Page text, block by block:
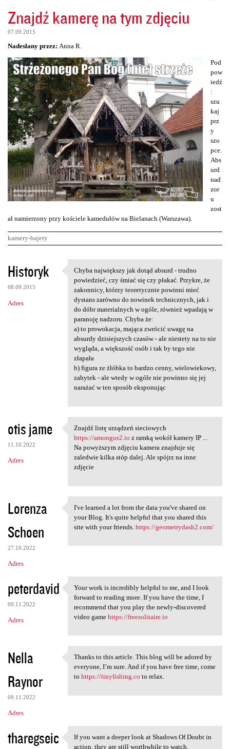
Znajdź kamerę na tym zdjęciu
07.09.2015
Nadesłany przez: Anna R.
Pod
pow
iedź
:
szu
kaj
prz
y
szo
pce.
Abs
urd
nad
zor
u
zost
ał namierzony przy kościele kamedułów na Bielanach (Warszawa).
kamery-bajery
K
o
m
e
Historyk
08.09.2015
Adres
Chyba największy jak dotąd
Chyba największy jak dotąd absurd - trudno
powiedzieć, czy śmiać się czy płakać. Przykre, że
zakonnicy, którzy teoretycznie powinni mieć
dystans zarówno do nowinek technicznych, jak i
do dóbr materialnych w ogóle, również wpadają w
paranoję nadzoru. Chyba że:
a) to prowokacja, mająca zwrócić uwagę na
absurdy dzisiejszych czasów - ale niestety na to nie
wygląda, a większość osób i tak by tego nie
złapała
b) figura ze żłóbka to bardzo cenny, wielowiekowy,
zabytek - ale wtedy w ogóle nie powinno się jej
narażać w ten sposób eksponując
otis jame
11.10.2022
Adres
Znajdź listę urządzeń
Znajdź listę urządzeń sieciowych
https://amongus2.io z ramką wokół kamery IP ...
Na powyższym zdjęciu kamera znajduje się
zaledwie kilka stóp dalej. Ale spójrz na inne
zdjęcie
Lorenza
Schoen
27.10.2022
Adres
I've learned a lot from the
I've learned a lot from the data you've shared on
your Blog. It's quite helpful that you shared this
site with your friends. https://geometrydash2.com/
peterdavid
09.11.2022
Adres
Your work is incredibly
Your work is incredibly helpful to me, and I look
forward to reading more. If you have the time, I
recommend that you play the newly-discovered
video game https://freesolitaire.io
Nella
Raynor
09.11.2022
Adres
Thanks to this article. This
Thanks to this article. This blog will be adored by
everyone, I’m sure. And if you have free time, come
to https://tinyfishing.co to relax.
tharegseic If you want a deeper look at
If you want a deeper look at Shadows Of Doubt in
action, they are still worthwhile to watch.